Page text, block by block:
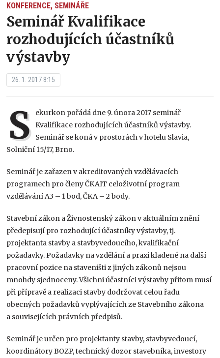
KONFERENCE, SEMINÁŘE
Seminář Kvalifikace
rozhodujících účastníků
výstavby
26. 1. 2017 8:15
S ekurkon pořádá dne 9. února 2017 seminář
Kvalifikace rozhodujících účastníků výstavby.
Seminář se koná v prostorách v hotelu Slavia,
Solniční 15/17, Brno.
Seminář je zařazen v akreditovaných vzdělávacích
programech pro členy ČKAIT celoživotní program
vzdělávání A3 – 1 bod, ČKA – 2 body.
Stavební zákon a Živnostenský zákon v aktuálním znění
předepisují pro rozhodující účastníky výstavby, tj.
projektanta stavby a stavbyvedoucího, kvalifikační
požadavky. Požadavky na vzdělání a praxi kladené na další
pracovní pozice na staveništi z jiných zákonů nejsou
mnohdy sjednoceny. Všichni účastníci výstavby přitom musí
při přípravě a realizaci stavby dodržovat celou řadu
obecných požadavků vyplývajících ze Stavebního zákona
a souvisejících právních předpisů.
Seminář je určen pro projektanty stavby, stavbyvedoucí,
koordinátory BOZP, technický dozor stavebníka, investory